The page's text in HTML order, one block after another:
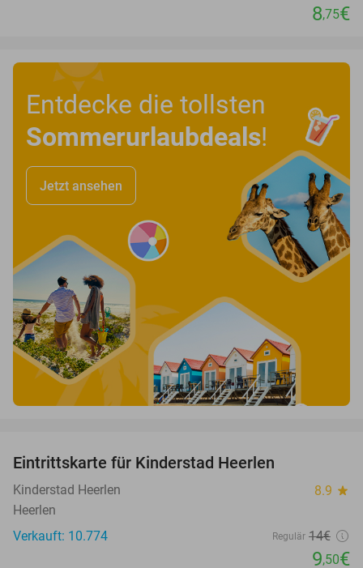
8,75€
Entdecke die tollsten
Sommerurlaubdeals!
Jetzt ansehen
Eintrittskarte für Kinderstad Heerlen
Kinderstad Heerlen 8.9 star
Heerlen
Verkauft: 10.774
Regulär 14€
9,50€